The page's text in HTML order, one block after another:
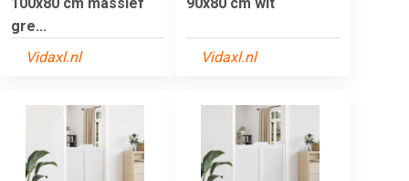
gre...
Vidaxl.nl
Vidaxl.nl